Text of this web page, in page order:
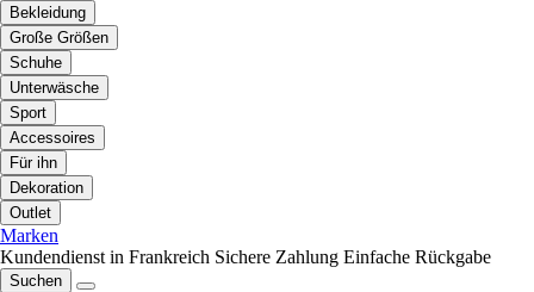
Bekleidung
Große Größen
Schuhe
Unterwäsche
Sport
Accessoires
Für ihn
Dekoration
Outlet
Marken
Kundendienst in Frankreich Sichere Zahlung Einfache Rückgabe
Suchen